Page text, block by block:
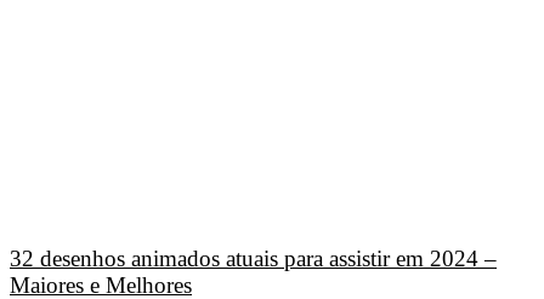
32 desenhos animados atuais para assistir em 2024 –
Maiores e Melhores